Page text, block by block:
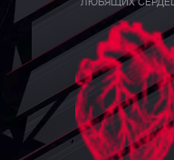
ЛЮБЯЩИХ СЕРДЕЦ